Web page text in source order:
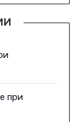
при